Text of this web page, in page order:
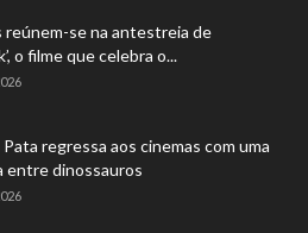
reúnem-se na antestreia de
o filme que celebra o...
regressa aos cinemas com uma
entre dinossauros